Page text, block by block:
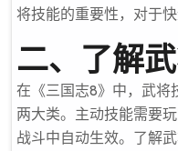
将技能的重要性，对于
二、了解
在《三国志8》中，武将
两大类。主动技能需要
战斗中自动生效。了解